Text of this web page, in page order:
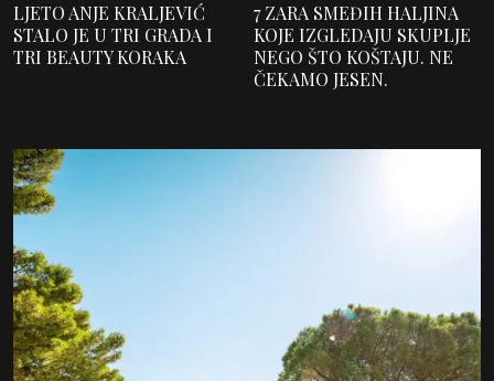
LJETO ANJE KRALJEVIĆ
STALO JE U TRI GRADA I
TRI BEAUTY KORAKA
7 ZARA SMEĐIH HALJINA
KOJE IZGLEDAJU SKUPLJE
NEGO ŠTO KOŠTAJU. NE
ČEKAMO JESEN.